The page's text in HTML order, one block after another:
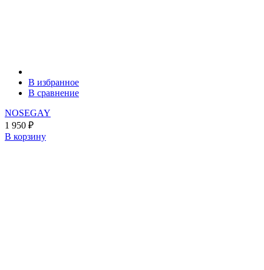
В избранное
В сравнение
NOSEGAY
1 950 ₽
В корзину